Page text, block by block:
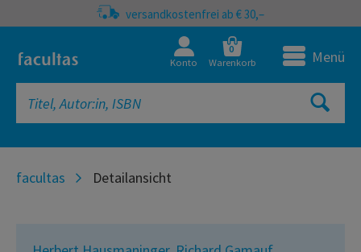
versandkostenfrei ab € 30,–
Konto
0
Warenkorb Menü
facultas Detailansicht